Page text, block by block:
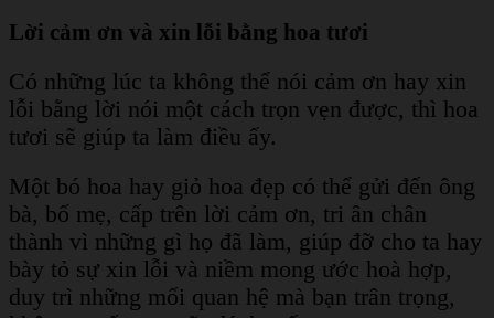
Lời cảm ơn và xin lỗi bằng hoa tươi
Có những lúc ta không thể nói cảm ơn hay xin
lỗi bằng lời nói một cách trọn vẹn được, thì hoa
tươi sẽ giúp ta làm điều ấy.
Một bó hoa hay giỏ hoa đẹp có thể gửi đến ông
bà, bố mẹ, cấp trên lời cảm ơn, tri ân chân
thành vì những gì họ đã làm, giúp đỡ cho ta hay
bày tỏ sự xin lỗi và niềm mong ước hoà hợp,
duy trì những mối quan hệ mà bạn trân trọng,